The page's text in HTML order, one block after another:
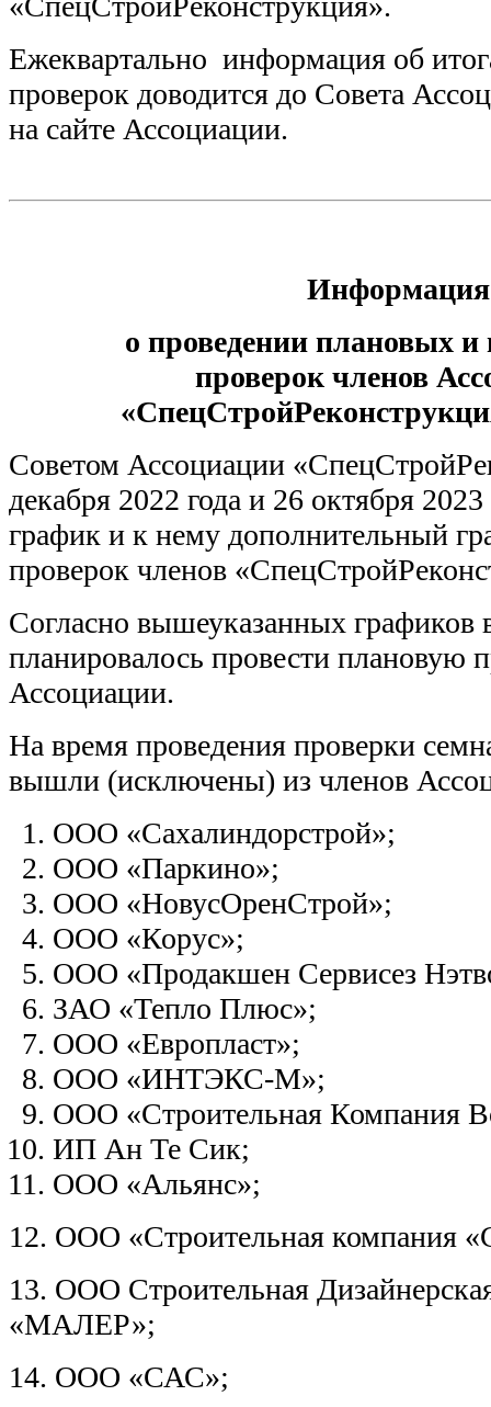
Ежеквартально информация об
проверок доводится до Совета
на сайте Ассоциации.
Информация
о проведении плановых
проверокчленов
Советом Ассоциации
декабря 2022 года и 26 октября
график и к нему дополнительный
проверок членов
Согласно вышеуказанных графиков
планировалось провести плановую
Ассоциации.
На время проведения проверки
вышли (исключены) из членов
ООО «Сахалиндорстрой»;
ООО «Паркино»;
ООО «НовусОренСтрой»;
ООО «Корус»;
ООО «Продакшен Сервисез
ЗАО «Тепло Плюс»;
ООО «Европласт»;
OOO «ИНТЭКС-М»;
ООО «Строительная Компания
ИП Ан Те Сик;
ООО «Альянс»;
12. ООО «Строительная компания
13. OOO Строительная
«МАЛЕР»;
14. ООО «САС»;